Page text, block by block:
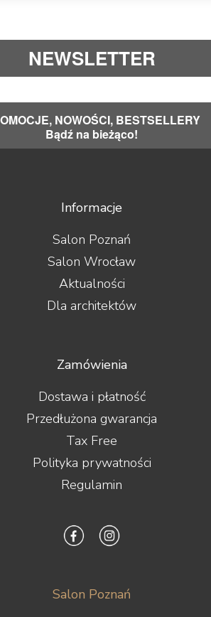
NEWSLETTER
NOWOŚCI, BESTSELLERY
Bądź na bieżąco!
Informacje
Salon Poznań
Salon Wrocław
Aktualności
Dla architektów
Zamówienia
Dostawa i płatność
Przedłużona gwarancja
Tax Free
Polityka prywatności
Regulamin
Salon Poznań